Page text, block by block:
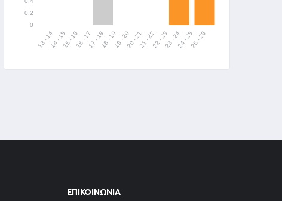
ΕΠΙΚΟΙΝΩΝΊΑ